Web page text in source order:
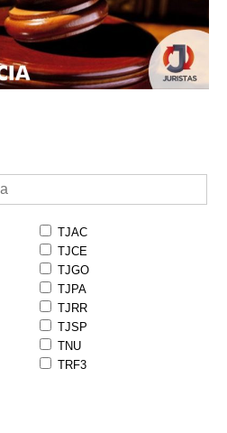
TJAC
TJCE
TJGO
TJPA
TJRR
TJSP
TNU
TRF3